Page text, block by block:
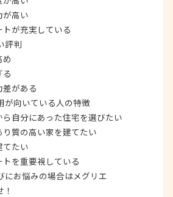
が高い
が充実している
評判
がある
が向いている人の特徴
自分にあった住宅を選びたい
質の高い家を建てたい
てたい
を重要視している
にお悩みの場合はメグリエ